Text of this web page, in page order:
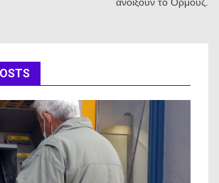
ανοίξουν το Ορμούζ.